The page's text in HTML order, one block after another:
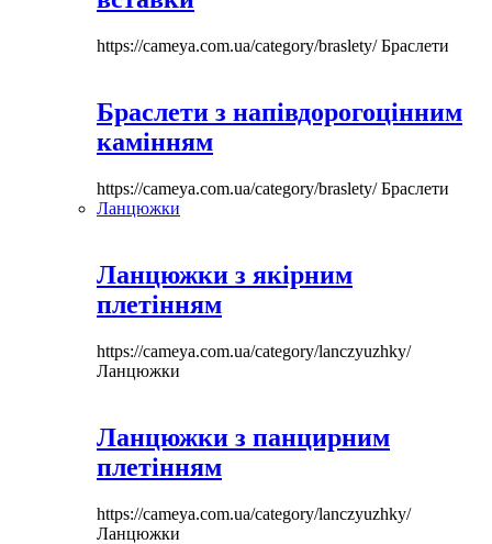
https://cameya.com.ua/category/braslety/Браслети
Браслети з напівдорогоцінним
камінням
https://cameya.com.ua/category/braslety/Браслети
Ланцюжки
Ланцюжки з якірним
плетінням
https://cameya.com.ua/category/lanczyuzhky/
Ланцюжки
Ланцюжки з панцирним
плетінням
https://cameya.com.ua/category/lanczyuzhky/
Ланцюжки